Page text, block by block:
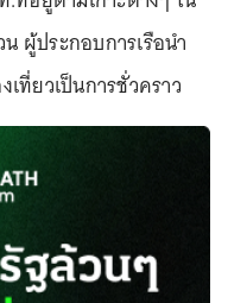
ผู้ประกอบการเรือนำ
ที่ยวเป็นการชั่วคราว